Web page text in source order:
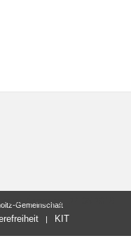
letzte Änderung: 24.05.2016
Gemeinschaft
KIT